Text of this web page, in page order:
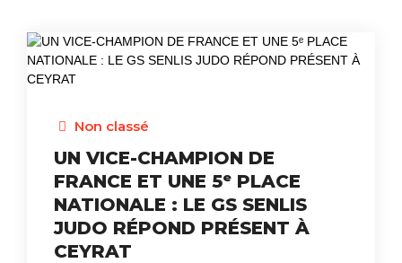
Non classé
UN VICE-CHAMPION DE
FRANCE ET UNE 5ᵉ PLACE
NATIONALE : LE GS SENLIS
JUDO RÉPOND PRÉSENT À
CEYRAT